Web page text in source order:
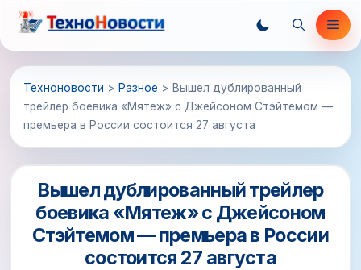
Перейти
содержимому
Техноновости > Разное > Вышел дублированный
трейлер боевика «Мятеж» с Джейсоном Стэйтемом —
премьера в России состоится 27 августа
Вышел дублированный трейлер
боевика «Мятеж» с Джейсоном
Стэйтемом — премьера в России
состоится 27 августа